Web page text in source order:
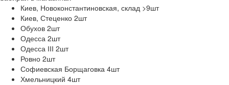
Киев, Новоконстантиновская, склад >9шт
Киев, Стеценко 2шт
Обухов 2шт
Одесса 2шт
Одесса ІІІ 2шт
Ровно 2шт
Софиевская Борщаговка 4шт
Хмельницкий 4шт